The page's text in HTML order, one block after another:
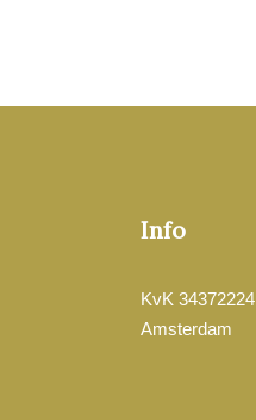
Info
KvK 34372224
Amsterdam